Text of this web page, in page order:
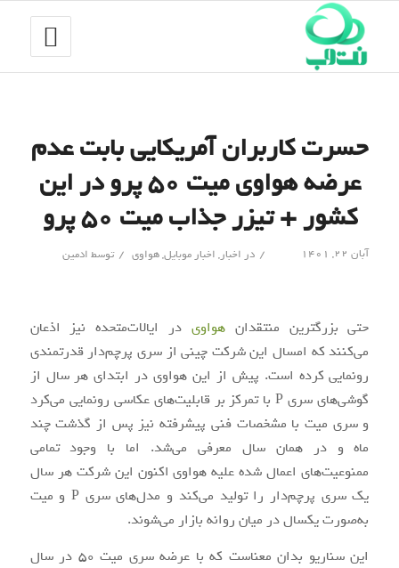
حسرت کاربران آمریکایی بابت عدم
عرضه هواوی میت ۵۰ پرو در این
کشور + تیزر جذاب میت ۵۰ پرو
آبان ۲۲, ۱۴۰۱ / در اخبار, اخبار موبایل,هواوی / توسط ادمین
حتی بزرگترین منتقدانهواوی در ایالات‌متحده نیز اذعان
می‌کنند که امسال این شرکت چینی از سری پرچم‌دار قدرتمندی
رونمایی کرده است. پیش از این هواوی در ابتدای هر سال از
گوشی‌های سری P با تمرکز بر قابلیت‌های عکاسی رونمایی می‌کرد
و سری میت با مشخصات فنی پیشرفته نیز پس از گذشت چند
ماه و در همان سال معرفی می‌شد. اما با وجود تمامی
ممنوعیت‌های اعمال شده علیه هواوی اکنون این شرکت هر سال
یک سری پرچم‌دار را تولید می‌کند و مدل‌های سری P و میت
به‌صورت یکسال در میان روانه بازار می‌شوند.
این سناریو بدان معناست که با عرضه سری میت 50 در سال